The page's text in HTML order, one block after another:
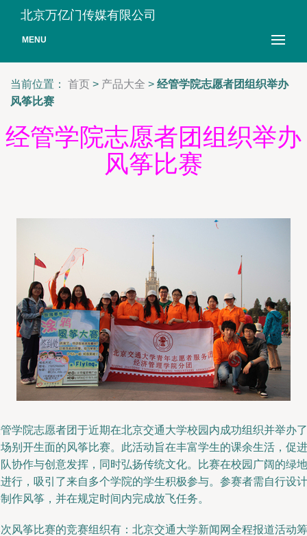
北京万亿门传媒有限公司
MENU
当前位置： 首页 > 产品大全 > 经管学院志愿者团组织举办
风筝比赛
经管学院志愿者团组织举办
风筝比赛
学院志愿者团于近期在北京交通大学校园内成功组织并举办了
别开生面的风筝比赛。此活动旨在丰富学生的课余生活，促进
协作与创意发挥，同时弘扬传统文化。比赛在校园广阔的绿地
行，吸引了来自多个学院的学生积极参与。参赛者需自行设计
作风筝，并在规定时间内完成放飞任务。
风筝比赛的竞赛组织有：北京交通大学新闻网全程报道活动筹